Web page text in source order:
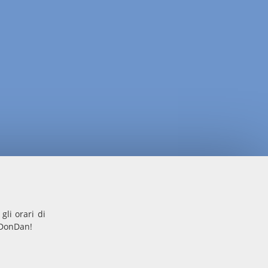
gli orari di